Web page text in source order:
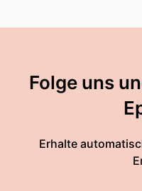
Folge uns
Erhalte